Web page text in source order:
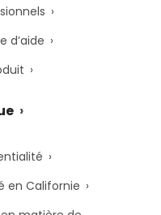
d’aide
en Californie